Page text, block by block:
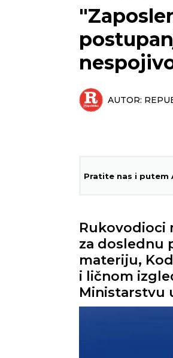
AUTOR:
Pratite nas i putem
Rukovodioci
za doslednu
materiju,
i ličnom
Ministarstvu